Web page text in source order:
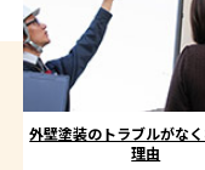
外壁塗装のトラブルがな
理由